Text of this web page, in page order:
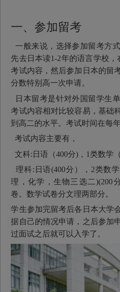
一、参加留考
一般来说，选择参加留考方
先去日本读1-2年的语言学校
考试内容，然后参加日本的留
分数特别高一次申请。
日本留考是针对外国留学生
考试内容相对比较容易，基础
到高二的水平。考试时间在每
考试内容主要有，
文科:日语（400分)，1类数学
理科:日语(400分），2类数
理，化学，生物三选二)(200
卷。数学试卷分文理两部分。
学生参加完留考后各日本大学
据自己的情况申请，之后参加
过面试之后就可以入学了。